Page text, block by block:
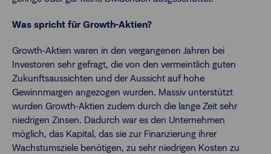
Was spricht für Growth-Aktien?
Growth-Aktien waren in den vergangenen Jahren bei
Investoren sehr gefragt, die von den vermeintlich guten
Zukunftsaussichten und der Aussicht auf hohe
Gewinnmargen angezogen wurden. Massiv unterstützt
wurden Growth-Aktien zudem durch die lange Zeit sehr
niedrigen Zinsen. Dadurch war es den Unternehmen
möglich, das Kapital, das sie zur Finanzierung ihrer
Wachstumsziele benötigen, zu sehr niedrigen Kosten zu